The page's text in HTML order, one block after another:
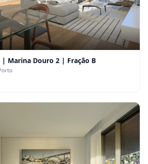
Marina Douro 2 | Fração B